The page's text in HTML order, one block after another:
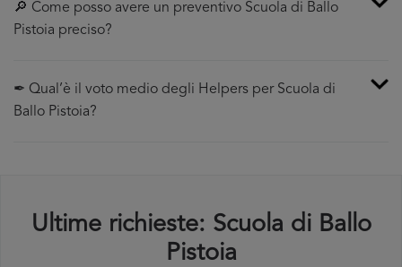
🔎 Come posso avere un preventivo Scuola di Ballo
Pistoia preciso?
✒ Qual’è il voto medio degli Helpers per Scuola di
Ballo Pistoia?
Ultime richieste: Scuola di Ballo
Pistoia